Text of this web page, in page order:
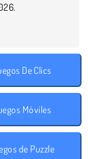
De Clics
Móviles
de Puzzle